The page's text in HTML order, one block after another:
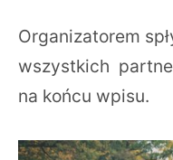
Organizatorem
wszystkich
na końcu wpisu.